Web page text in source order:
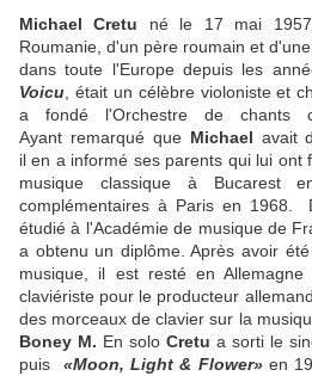
Michael Cretu né le 17 mai
Roumanie, d'un père roumain et
dans toute l'Europe depuis les
Voicu , était un célèbre violoniste et
a fondé l'Orchestre de chants
Ayant remarqué que Michael avait
il en a informé ses parents qui lui ont
musique classique à Bucarest
complémentaires à Paris en
étudié à l'Académie de musique de
a obtenu un diplôme. Après avoir
musique, il est resté en
claviériste pour le producteur allemand
des morceaux de clavier sur la
Boney M. En solo Cretu a sorti le
puis «Moon, Light & Flower»en